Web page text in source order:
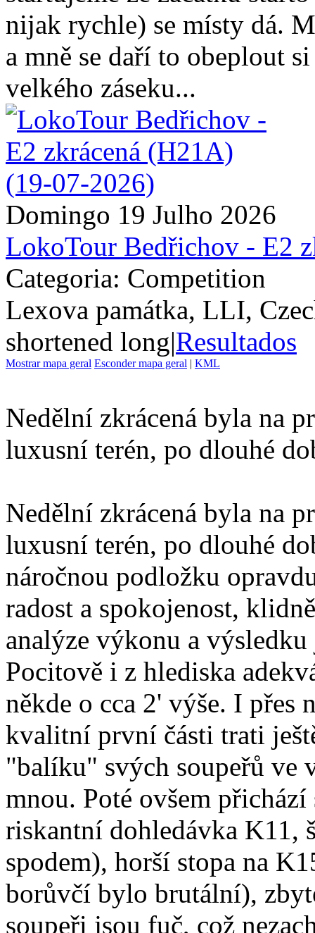
nijak rychle) se místy dá.
a mně se daří to obeplout
velkého záseku...
Domingo 19 Julho 2026
LokoTour Bedřichov - E2
Categoria: Competition
Lexova památka, LLI,
shortened long|Resultados
Mostrar mapa geral Esconder mapa geral | KML
Nedělní zkrácená byla na
luxusní terén, po dlouhé
Nedělní zkrácená byla na
luxusní terén, po dlouhé
náročnou podložku
radost a spokojenost,
analýze výkonu a
Pocitově i z hlediska
někde o cca 2' výše. I přes
kvalitní první části trati
"balíku" svých soupeřů ve
mnou. Poté ovšem
riskantní dohledávka K11,
spodem), horší stopa na
borůvčí bylo brutální),
soupeři jsou fuč, což